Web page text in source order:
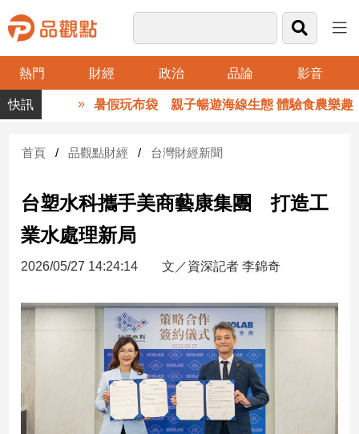
熱門 財經 政治 品論 影音
品
觀
財
台
財
新
產
經/
地
暑假玩布袋 親子暢遊海線生態 體驗食農樂趣
首頁 品觀點財經 台灣財經新聞
台塑水科攜手美商藝康集團 打造工
業水處理新局
2026/05/27 14:24:14 文／資深記者 李錦奇